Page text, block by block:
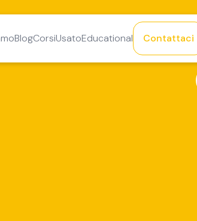
BlogCorsiUsatoEducational Contattaci